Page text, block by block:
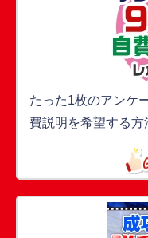
たった1枚のアンケ
費説明を希望する方